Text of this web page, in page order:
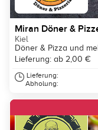
Miran Döner &
Kiel
Döner & Pizza und
Lieferung: ab 2,00 €
Lieferung:
Abholung: